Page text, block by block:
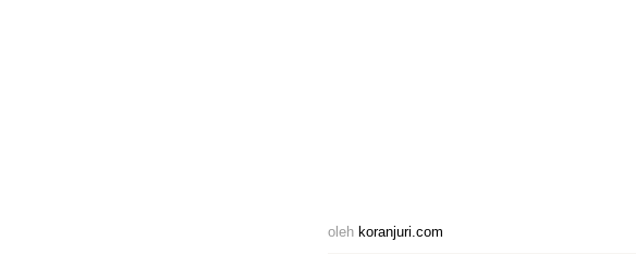
olehkoranjuri.com